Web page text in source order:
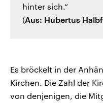
hinter sich.“
(Aus: Hubertus
Es bröckelt in der
Kirchen. Die Zahl der
von denjenigen, die